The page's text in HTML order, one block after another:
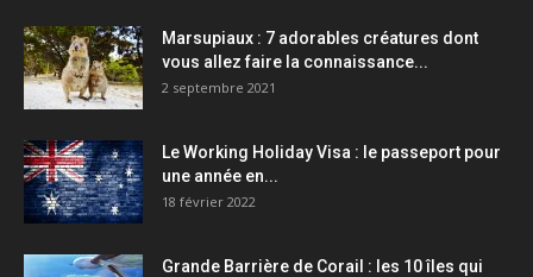
Marsupiaux : 7 adorables créatures dont
vous allez faire la connaissance...
2 septembre 2021
Le Working Holiday Visa : le passeport pour
une année en...
18 février 2022
Grande Barrière de Corail : les 10 îles qui